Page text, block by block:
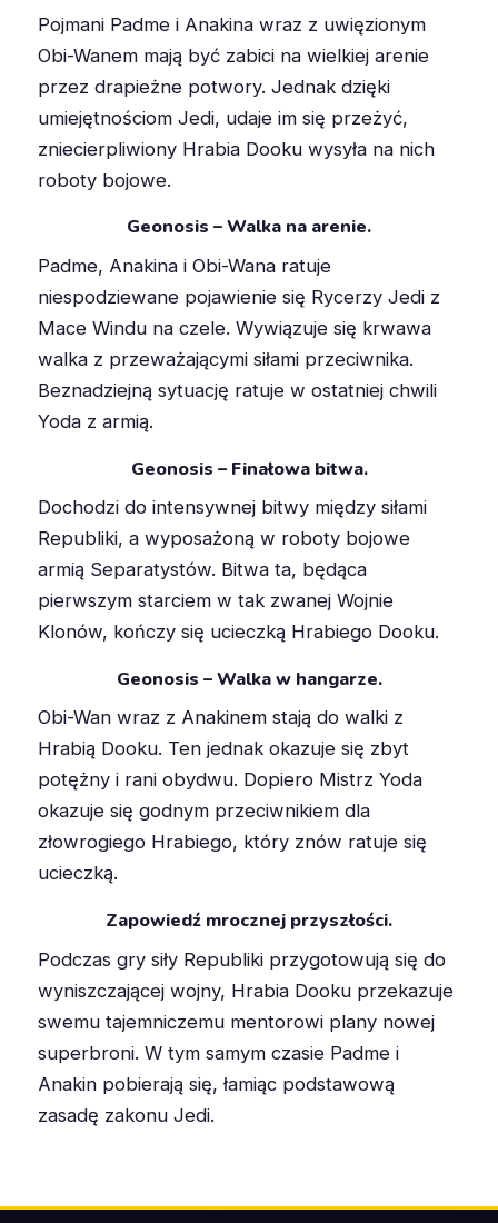
Pojmani Padme i Anakina wraz z uwięzionym
Obi-Wanem mają być zabici na wielkiej arenie
przez drapieżne potwory. Jednak dzięki
umiejętnościom Jedi, udaje im się przeżyć,
zniecierpliwiony Hrabia Dooku wysyła na nich
roboty bojowe.
Geonosis – Walka na arenie.
Padme, Anakina i Obi-Wana ratuje
niespodziewane pojawienie się Rycerzy Jedi z
Mace Windu na czele. Wywiązuje się krwawa
walka z przeważającymi siłami przeciwnika.
Beznadziejną sytuację ratuje w ostatniej chwili
Yoda z armią.
Geonosis – Finałowa bitwa.
Dochodzi do intensywnej bitwy między siłami
Republiki, a wyposażoną w roboty bojowe
armią Separatystów. Bitwa ta, będąca
pierwszym starciem w tak zwanej Wojnie
Klonów, kończy się ucieczką Hrabiego Dooku.
Geonosis – Walka w hangarze.
Obi-Wan wraz z Anakinem stają do walki z
Hrabią Dooku. Ten jednak okazuje się zbyt
potężny i rani obydwu. Dopiero Mistrz Yoda
okazuje się godnym przeciwnikiem dla
złowrogiego Hrabiego, który znów ratuje się
ucieczką.
Zapowiedź mrocznej przyszłości.
Podczas gry siły Republiki przygotowują się do
wyniszczającej wojny, Hrabia Dooku przekazuje
swemu tajemniczemu mentorowi plany nowej
superbroni. W tym samym czasie Padme i
Anakin pobierają się, łamiąc podstawową
zasadę zakonu Jedi.